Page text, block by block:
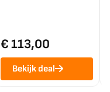
€ 113,00
Bekijk deal